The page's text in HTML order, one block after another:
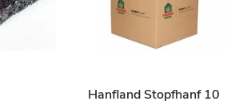
Hanfland Stopfhanf 10